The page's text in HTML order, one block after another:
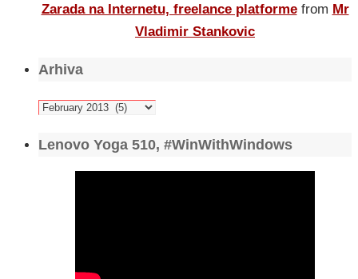
Zarada na Internetu, freelance platforme from Mr
Vladimir Stankovic
Arhiva
Arhiva
Lenovo Yoga 510, #WinWithWindows